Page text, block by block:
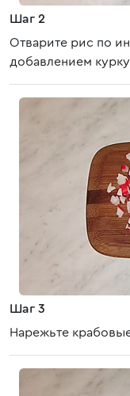
Шаг 2
Отварите рис по
добавлением
Шаг 3
Нарежьте